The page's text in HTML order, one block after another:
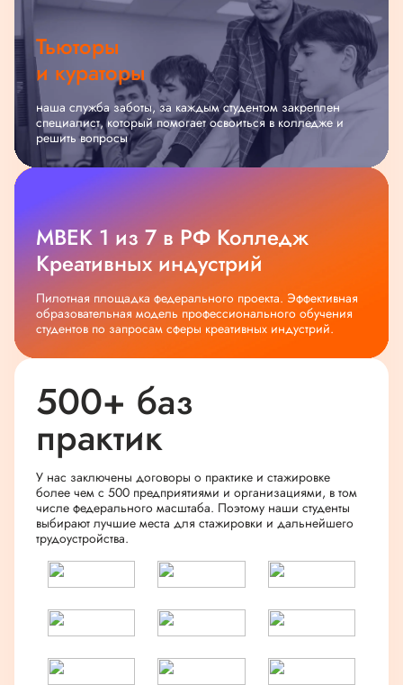
Тьюторы
и кураторы
наша служба заботы, за каждым студентом закреплен
специалист, который помогает освоиться в колледже и
решить вопросы
МВЕК 1 из 7 в РФ Колледж
Креативных индустрий
Пилотная площадка федерального проекта. Эффективная
образовательная модель профессионального обучения
студентов по запросам сферы креативных индустрий.
500+ баз
практик
У нас заключены договоры о практике и стажировке
более чем с 500 предприятиями и организациями, в том
числе федерального масштаба. Поэтому наши студенты
выбирают лучшие места для стажировки и дальнейшего
трудоустройства.